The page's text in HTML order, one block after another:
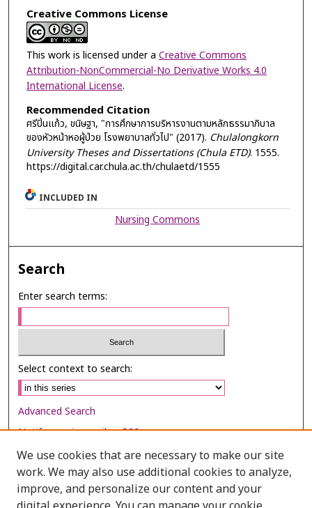
Creative Commons License
This work is licensed under a Creative Commons
Attribution-NonCommercial-No Derivative Works 4.0
International License.
Recommended Citation
ศรีปิ่นแก้ว, ขนิษฐา, "การศึกษาการบริหารงานตามหลักธรรมาภิบาล
ของหัวหน้าหอผู้ป่วย โรงพยาบาลทั่วไป" (2017). Chulalongkorn
University Theses and Dissertations (Chula ETD). 1555.
https://digital.car.chula.ac.th/chulaetd/1555
INCLUDED IN
Nursing Commons
Search
Enter search terms:
Select context to search:
Advanced Search
Notify me via email orRSS
Browse
Collections
We use cookies that are necessary to make our site
work. We may also use additional cookies to analyze,
improve, and personalize our content and your